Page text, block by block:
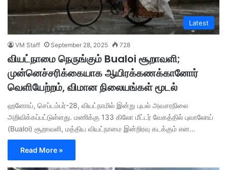
Latest
VM Staff September 28, 2025 728
வியட்நாமை நெருங்கும் Bualoi சூறாவளி;
முன்னெச்சரிக்கையாக ஆயிரக்கணக்கானோர்
வெளியேற்றம், விமான நிலையங்கள் மூடல்
ஹனோய், செப்டம்பர்-28, வியட்நாமில் இன்று புயல் அவசரநிலை
அறிவிக்கப்பட்டுள்ளது. மணிக்கு 133 கிலோ மீட்டர் வேகத்தில் புவாலோய்
(Bualoi) சூறாவளி, மத்திய வியட்நாமை இன்றிரவு கடக்கும் என…
Read More »